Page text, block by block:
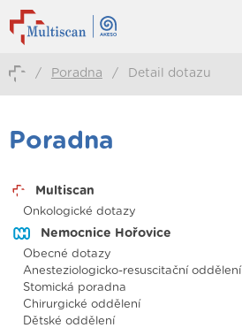
/ Poradna / Detail dotazu
Poradna
Multiscan
Onkologické dotazy
Nemocnice Hořovice
Obecné dotazy
Anesteziologicko-resuscitační oddělení
Stomická poradna
Chirurgické oddělení
Dětské oddělení